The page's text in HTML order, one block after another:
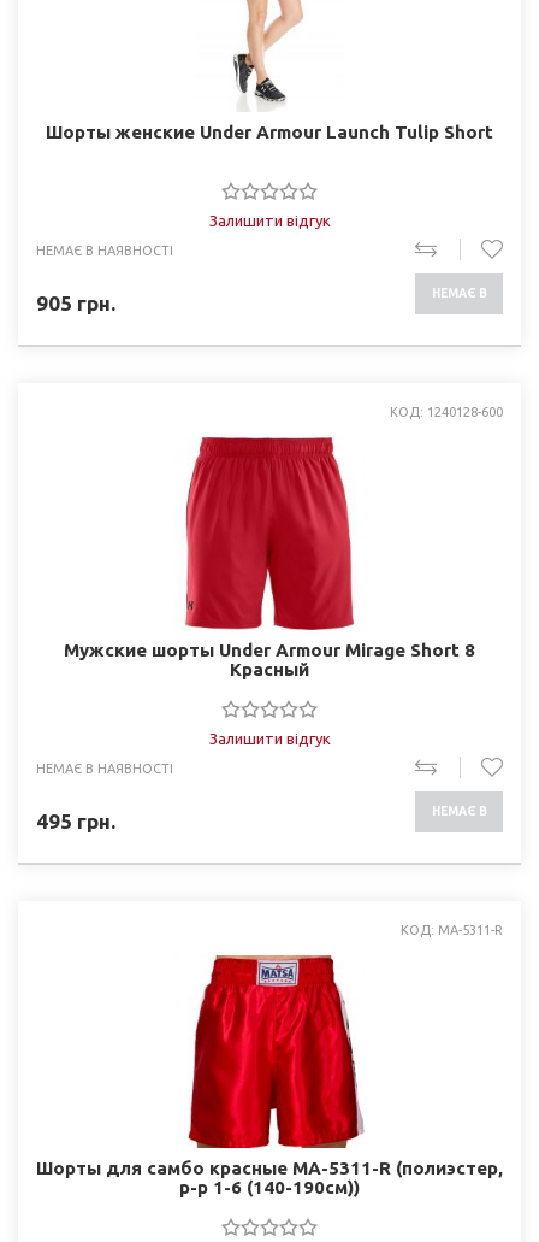
Шорты женские Under Armour Launch Tulip Short
Залишити відгук
НЕМАЄ В НАЯВНОСТІ
905 грн. НЕМАЄ В
КОД: 1240128-600
Мужские шорты Under Armour Mirage Short 8
Красный
Залишити відгук
НЕМАЄ В НАЯВНОСТІ
495 грн. НЕМАЄ В
КОД: MA-5311-R
Шорты для самбо красные MA-5311-R (полиэстер,
р-р 1-6 (140-190см))